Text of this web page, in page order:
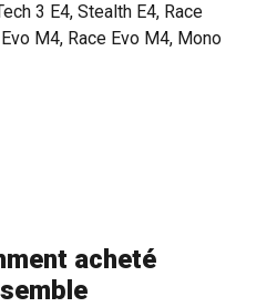
3 E4, Stealth E4, Race
M4, Race Evo M4, Mono
acheté